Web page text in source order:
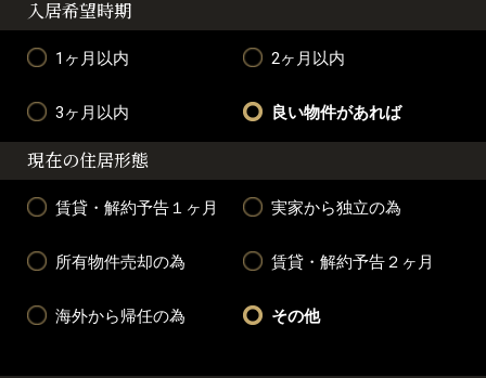
入居希望時期
1ヶ月以内 2ヶ月以内
3ヶ月以内 良い物件があれば
現在の住居形態
賃貸・解約予告１ヶ月 実家から独立の為
所有物件売却の為 賃貸・解約予告２ヶ月
海外から帰任の為 その他